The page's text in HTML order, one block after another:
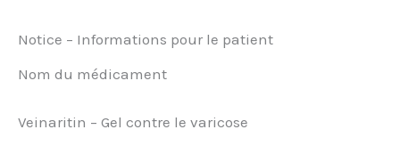
Notice – Informations pour le patient
Nom du médicament
Veinaritin – Gel contre le varicose